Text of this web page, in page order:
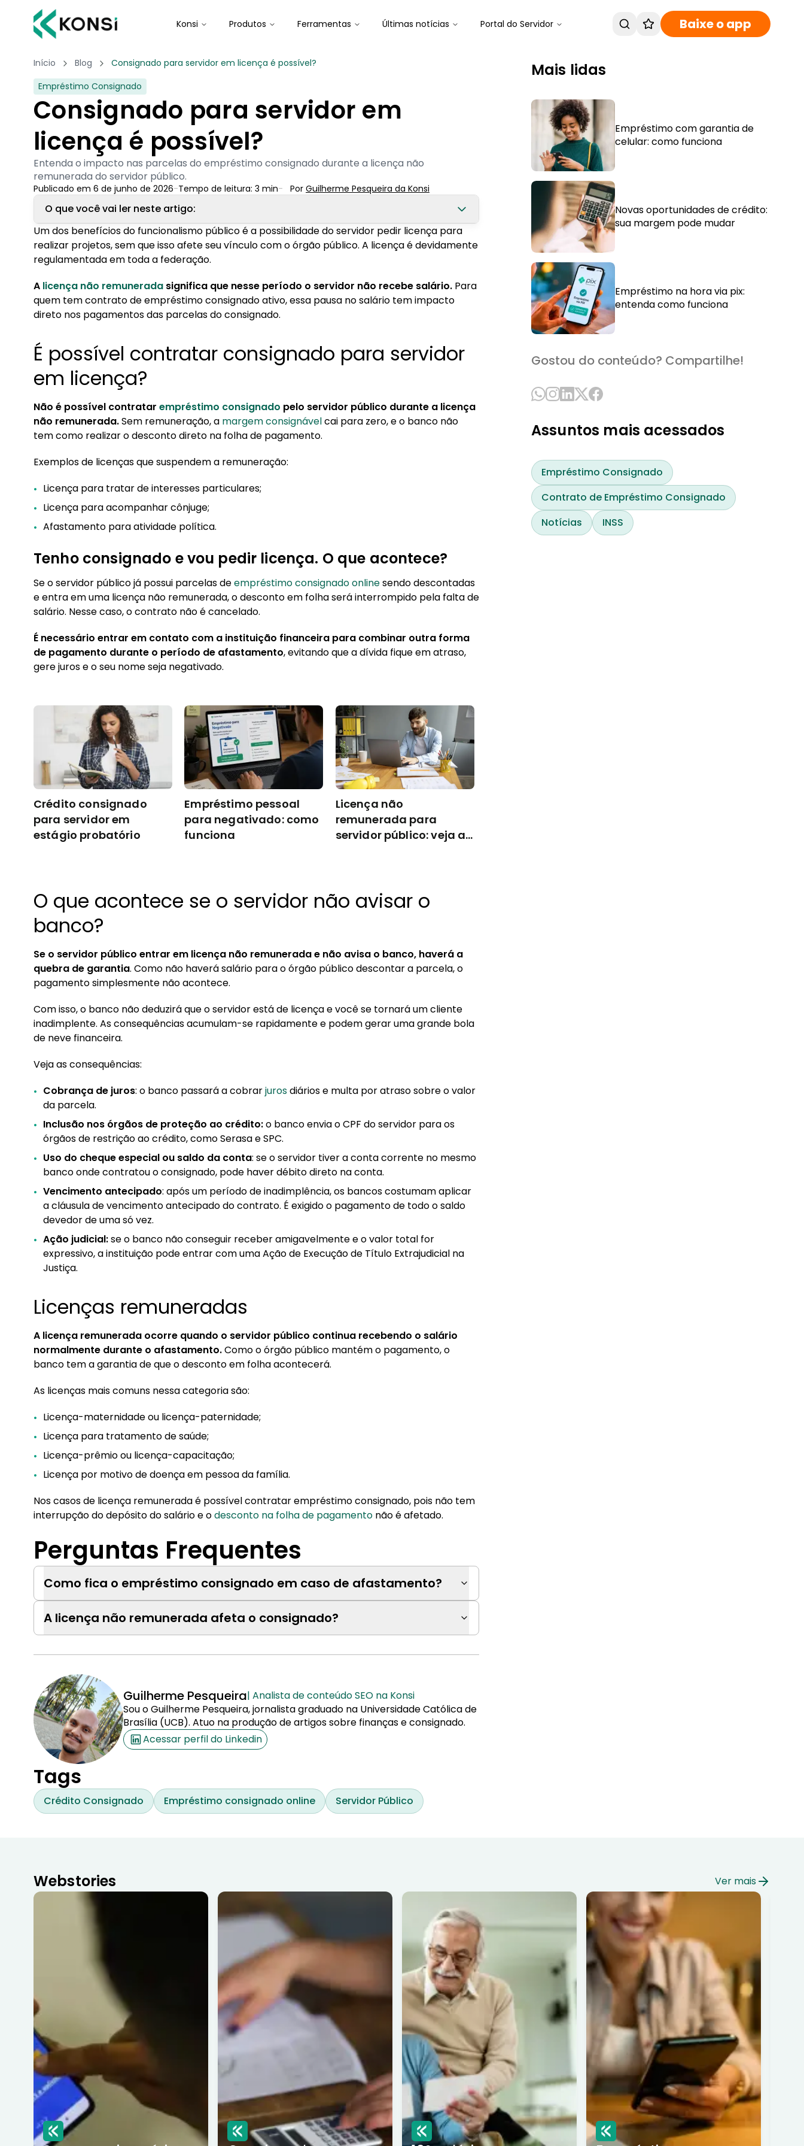
Konsi Produtos Ferramentas Últimas notícias Portal do Servidor Baixe o app
Início Blog
Consignado para servidor em licença é possível?
Empréstimo Consignado
Consignado para servidor em
licença é possível?
Entenda o impacto nas parcelas do empréstimo consignado durante a licença não
remunerada do servidor público.
Publicado em 6 de junho de 2026-Tempo de leitura: 3 min- Por Guilherme Pesqueira da Konsi
O que você vai ler neste artigo:
1. É possível contratar consignado para servidor em licença?
1.1. Tenho consignado e vou pedir licença. O que acontece?
2. O que acontece se o servidor não avisar o banco?
3. Licenças remuneradas
Um dos benefícios do funcionalismo público é a possibilidade do servidor pedir licença para
realizar projetos, sem que isso afete seu vínculo com o órgão público. A licença é devidamente
regulamentada em toda a federação.
A licença não remunerada significa que nesse período o servidor não recebe salário. Para
quem tem contrato de empréstimo consignado ativo, essa pausa no salário tem impacto
direto nos pagamentos das parcelas do consignado.
É possível contratar consignado para servidor
em licença?
Não é possível contratar empréstimo consignado pelo servidor público durante a licença
não remunerada.Sem remuneração, a margem consignávelcai para zero, e o banco não
tem como realizar o desconto direto na folha de pagamento.
Exemplos de licenças que suspendem a remuneração:
Licença para tratar de interesses particulares;
Licença para acompanhar cônjuge;
Afastamento para atividade política.
Tenho consignado e vou pedir licença. O que acontece?
Se o servidor público já possui parcelas deempréstimo consignado onlinesendo descontadas
e entra em uma licença não remunerada, o desconto em folha será interrompido pela falta de
salário. Nesse caso, o contrato não é cancelado.
É necessário entrar em contato com a instituição financeira para combinar outra forma
de pagamento durante o período de afastamento, evitando que a dívida fique em atraso,
gere juros e o seu nome seja negativado.
Crédito consignado
para servidor em
estágio probatório
Empréstimo pessoal
para negativado: como
funciona
Licença não
remunerada para
servidor público: veja as
O que acontece se o servidor não avisar o
banco?
Se o servidor público entrar em licença não remunerada e não avisa o banco, haverá a
quebra de garantia. Como não haverá salário para o órgão público descontar a parcela, o
pagamento simplesmente não acontece.
Com isso, o banco não deduzirá que o servidor está de licença e você se tornará um cliente
inadimplente. As consequências acumulam-se rapidamente e podem gerar uma grande bola
de neve financeira.
Veja as consequências:
Cobrança de juros: o banco passará a cobrarjurosdiários e multa por atraso sobre o valor
da parcela.
Inclusão nos órgãos de proteção ao crédito:o banco envia o CPF do servidor para os
órgãos de restrição ao crédito, como Serasa e SPC.
Uso do cheque especial ou saldo da conta: se o servidor tiver a conta corrente no mesmo
banco onde contratou o consignado, pode haver débito direto na conta.
Vencimento antecipado: após um período de inadimplência, os bancos costumam aplicar
a cláusula de vencimento antecipado do contrato. É exigido o pagamento de todo o saldo
devedor de uma só vez.
Ação judicial:se o banco não conseguir receber amigavelmente e o valor total for
expressivo, a instituição pode entrar com uma Ação de Execução de Título Extrajudicial na
Justiça.
Licenças remuneradas
A licença remunerada ocorre quando o servidor público continua recebendo o salário
normalmente durante o afastamento.Como o órgão público mantém o pagamento, o
banco tem a garantia de que o desconto em folha acontecerá.
As licenças mais comuns nessa categoria são:
Licença-maternidade ou licença-paternidade;
Licença para tratamento de saúde;
Licença-prêmio ou licença-capacitação;
Licença por motivo de doença em pessoa da família.
Nos casos de licença remunerada é possível contratar empréstimo consignado, pois não tem
interrupção do depósito do salário e odesconto na folha de pagamento não é afetado.
Perguntas Frequentes
Como fica o empréstimo consignado em caso de afastamento?
A licença não remunerada afeta o consignado?
Guilherme Pesqueira| Analista de conteúdo SEO na Konsi
Sou o Guilherme Pesqueira, jornalista graduado na Universidade Católica de
Brasília (UCB). Atuo na produção de artigos sobre finanças e consignado.
Acessar perfil do Linkedin
Tags
Crédito Consignado Empréstimo consignado online Servidor Público
Mais lidas
Empréstimo com garantia de
celular: como funciona
Novas oportunidades de crédito:
sua margem pode mudar
Empréstimo na hora via pix:
entenda como funciona
Gostou do conteúdo? Compartilhe!
Assuntos mais acessados
Empréstimo Consignado
Contrato de Empréstimo Consignado
Notícias
INSS
Webstories Ver mais